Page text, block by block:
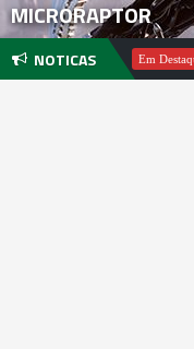
MICRORAPTOR
NOTICAS
Pachter Em Destaque